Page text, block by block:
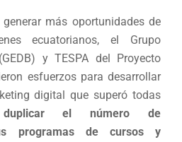
más oportunidades de
ecuatorianos, el Grupo
y TESPA del Proyecto
esfuerzos para desarrollar
digital que superó todas
duplicar el número de
programas de cursos y